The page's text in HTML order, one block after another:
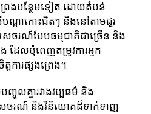
ព្រងបន្ថែមទៀត ដោយតំបន់
ណ្តាកោះជិតៗ និងនៅតាមជួរ
ចរណ៍បែបធម្មជាតិជាច្រើន និង
ែលបុំពេញតម្រូវការអ្នក
ការផ្សងព្រេង។
ញ្ចូលគ្នារវាងវប្បធម៌ និង
សចរណ៍ និងវិនិយោគដ៏ទាក់ទាញ